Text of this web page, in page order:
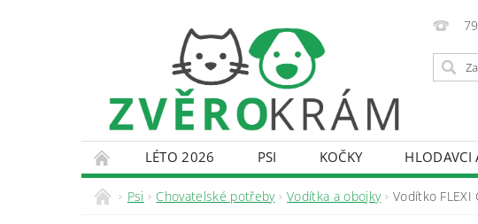
LÉTO 2026 PSI KOČKY HLODAVCI
KONTAKTY
DOPRAVA A PLATBA OBCHODNÍ
Psi Chovatelské potřeby Vodítka a obojky Vodítko